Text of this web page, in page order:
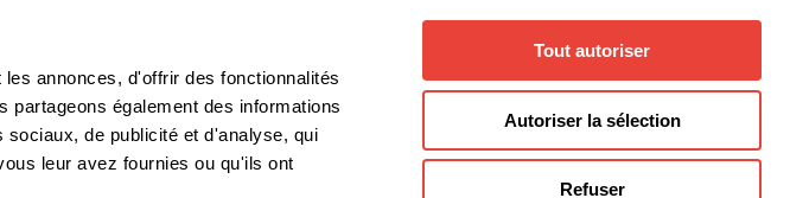
annonces, d'offrir des fonctionnalités
également des informations
de publicité et d'analyse, qui
leur avez fournies ou qu'ils ont
Tout autoriser
Autoriser la sélection
Refuser
Thèmes
Genres
Canada H4C 2C7